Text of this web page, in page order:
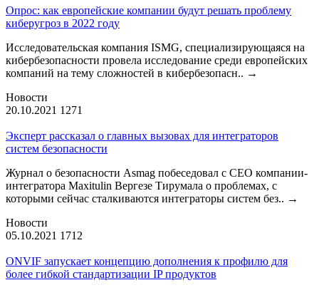
Опрос: как европейские компании будут решать проблему
киберугроз в 2022 году
Исследовательская компания ISMG, специализирующаяся на
кибербезопасности провела исследование среди европейских
компаний на тему сложностей в кибербезопасн.. →
Новости
20.10.2021 1271
Эксперт рассказал о главных вызовах для интеграторов
систем безопасности
Журнал о безопасности Asmag побеседовал с CEO компании-
интегратора Maxitulin Вергезе Тирумала о проблемах, с
которыми сейчас сталкиваются интеграторы систем без.. →
Новости
05.10.2021 1712
ONVIF запускает концепцию дополнения к профилю для
более гибкой стандартизации IP продуктов